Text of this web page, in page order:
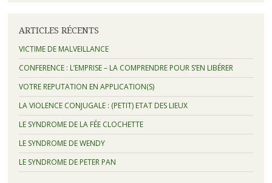
ARTICLES RÉCENTS
VICTIME DE MALVEILLANCE
CONFERENCE : L’EMPRISE – LA COMPRENDRE POUR S’EN LIBÉRER
VOTRE REPUTATION EN APPLICATION(S)
LA VIOLENCE CONJUGALE : (PETIT) ETAT DES LIEUX
LE SYNDROME DE LA FÉE CLOCHETTE
LE SYNDROME DE WENDY
LE SYNDROME DE PETER PAN